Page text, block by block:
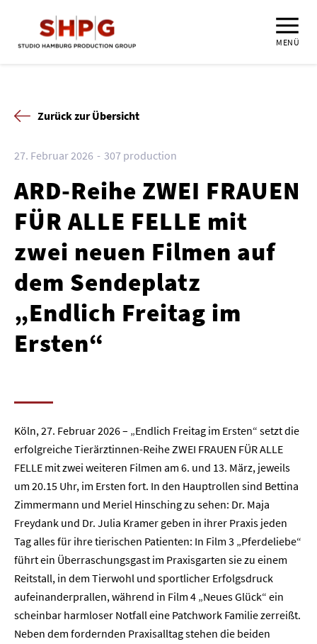
MENÜ
Zurück zur Übersicht
27. Februar 2026 307 production
ARD-Reihe ZWEI FRAUEN
FÜR ALLE FELLE mit
zwei neuen Filmen auf
dem Sendeplatz
„Endlich Freitag im
Ersten“
Köln, 27. Februar 2026 – „Endlich Freitag im Ersten“ setzt die
erfolgreiche Tierärztinnen-Reihe ZWEI FRAUEN FÜR ALLE
FELLE mit zwei weiteren Filmen am 6. und 13. März, jeweils
um 20.15 Uhr, im Ersten fort. In den Hauptrollen sind Bettina
Zimmermann und Meriel Hinsching zu sehen: Dr. Maja
Freydank und Dr. Julia Kramer geben in ihrer Praxis jeden
Tag alles für ihre tierischen Patienten: In Film 3 „Pferdeliebe“
führt ein Überraschungsgast im Praxisgarten sie zu einem
Reitstall, in dem Tierwohl und sportlicher Erfolgsdruck
aufeinanderprallen, während in Film 4 „Neues Glück“ ein
scheinbar harmloser Notfall eine Patchwork Familie zerreißt.
Neben dem fordernden Praxisalltag stehen die beiden